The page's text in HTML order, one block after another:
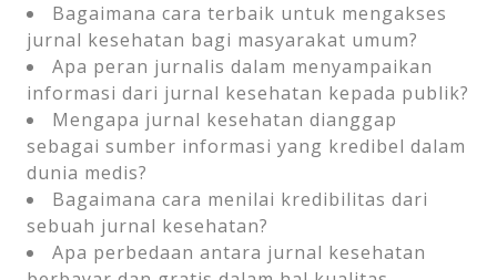
Bagaimana cara terbaik untuk mengakses
jurnal kesehatan bagi masyarakat umum?
Apa peran jurnalis dalam menyampaikan
informasi dari jurnal kesehatan kepada publik?
Mengapa jurnal kesehatan dianggap
sebagai sumber informasi yang kredibel dalam
dunia medis?
Bagaimana cara menilai kredibilitas dari
sebuah jurnal kesehatan?
Apa perbedaan antara jurnal kesehatan